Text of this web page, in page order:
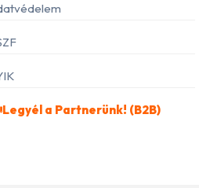
Legyél a Partnerünk! (B2B)